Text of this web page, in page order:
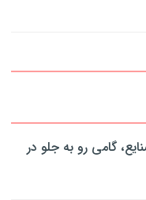
گامی رو به جلو در